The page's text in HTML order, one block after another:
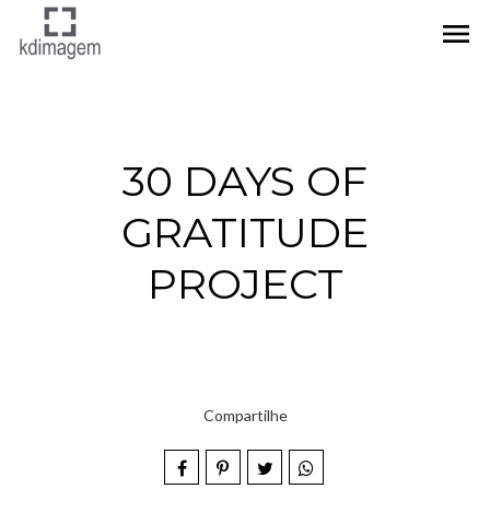
menu
30 DAYS OF
GRATITUDE
PROJECT
Compartilhe